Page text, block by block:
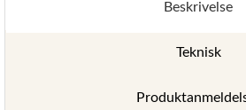
Beskrivelse
Teknisk